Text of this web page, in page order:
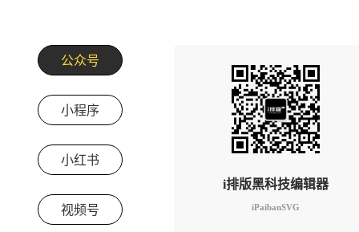
公众号
小程序
小红书
视频号
i排版黑科技编辑器
iPaibanSVG